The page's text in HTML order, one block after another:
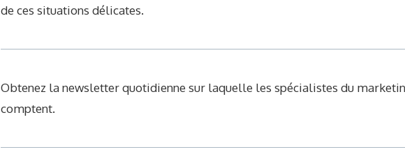
de ces situations délicates.
Obtenez la newsletter quotidienne sur laquelle les spécialistes du
comptent.